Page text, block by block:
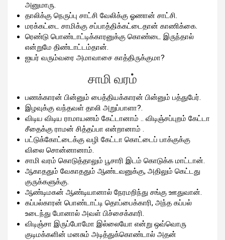
அனுமாரு.
தாலிக்கு நெருப்பு சாட்சி வேலிக்கு ஓணான் சாட்சி.
மரக்கட்டை சாமிக்கு சப்பாத்திக்கட்டைதான் காணிக்கை.
ரெண்டு பொண்டாட்டிக்காரனுக்கு கொண்டை இருந்தால்
என்றுமே திண்டாட்டம்தான்.
ஐயர் வரும்வரை அமாவாசை காத்திருக்குமா?
சாமி வரம்
பணக்காரன் பின்னும் பைத்தியக்காரன் பின்னும் பத்துபேர்.
இழவுக்கு வந்தவள் தாலி அறுப்பாளா?.
விடிய விடிய ராமாயணம் கேட்டானாம் .. விடிஞ்சப்புறம் கேட்டா
சீதைக்கு ராமன் சித்தப்பா என்றானாம் .
பட்டுக்கோட்டைக்கு வழி கேட்டா கொட்டைப் பாக்குக்கு
விலை சொன்னானாம்.
சாமி வரம் கொடுத்தாலும் பூசாரி இடம் கொடுக்க மாட்டான்.
ஆகாததும் வேகாததும் ஆண்டவனுக்கு, அதிலும் கெட்டது
குருக்களுக்கு.
ஆண்டிமகன் ஆண்டியானால் நேரமறிந்து சங்கு ஊதுவான்.
கப்பல்காரன் பொண்டாட்டி தொப்பைக்காரி, அந்த கப்பல்
உடைந்து போனால் அவள் பிச்சைக்காரி.
விடிஞ்சா இருப்போமோ இல்லையோ என்று ஒவ்வொரு
குடிமக்களின் மனசும் அடித்துக்கொண்டால் அதன்